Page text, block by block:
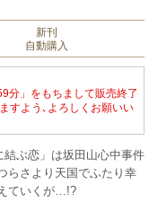
新刊
自動購入
分」をもちまして販売終了
すよう､よろしくお願いい
ぶ恋」は坂田山心中事件
らさより天国でふたり幸
ていくが…!?